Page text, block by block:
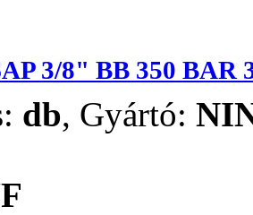
3/8" BB 350 BAR
db, Gyártó: